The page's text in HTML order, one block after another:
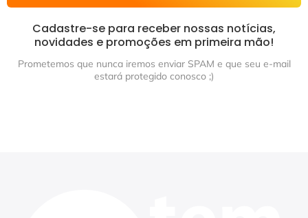
Cadastre-se para receber nossas notícias,
novidades e promoções em primeira mão!
Prometemos que nunca iremos enviar SPAM e que seu e-mail
estará protegido conosco ;)